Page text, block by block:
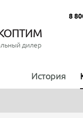
дилер
8
История